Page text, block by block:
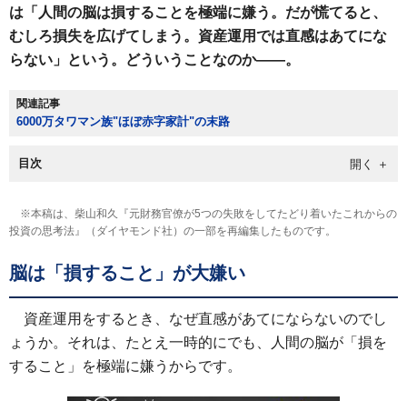
は「人間の脳は損することを極端に嫌う。だが慌てると、
むしろ損失を広げてしまう。資産運用では直感はあてにな
らない」という。どういうことなのか――。
関連記事
6000万タワマン族"ほぼ赤字家計"の末路
目次
※本稿は、柴山和久『元財務官僚が5つの失敗をしてたどり着いたこれからの
投資の思考法』（ダイヤモンド社）の一部を再編集したものです。
脳は「損すること」が大嫌い
資産運用をするとき、なぜ直感があてにならないのでし
ょうか。それは、たとえ一時的にでも、人間の脳が「損を
すること」を極端に嫌うからです。